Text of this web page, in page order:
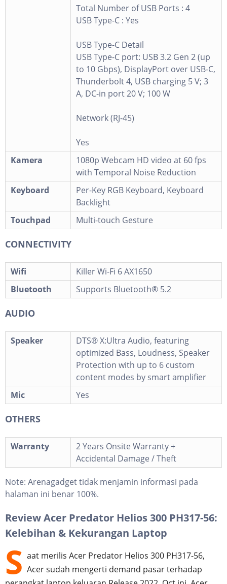
Total Number of USB Ports : 4
USB Type-C : Yes
USB Type-C Detail
USB Type-C port: USB 3.2 Gen 2 (up
to 10 Gbps), DisplayPort over USB-C,
Thunderbolt 4, USB charging 5 V; 3
A, DC-in port 20 V; 100 W
Network (RJ-45)
Yes
Kamera
1080p Webcam HD video at 60 fps
with Temporal Noise Reduction
Keyboard
Per-Key RGB Keyboard, Keyboard
Backlight
Touchpad
Multi-touch Gesture
CONNECTIVITY
Wifi
Killer Wi-Fi 6 AX1650
Bluetooth
Supports Bluetooth® 5.2
AUDIO
Speaker
DTS® X:Ultra Audio, featuring
optimized Bass, Loudness, Speaker
Protection with up to 6 custom
content modes by smart amplifier
Mic
Yes
OTHERS
Warranty
2 Years Onsite Warranty +
Accidental Damage / Theft
Note: Arenagadget tidak menjamin informasi pada
halaman ini benar 100%.
Review Acer Predator Helios 300 PH317-56:
Kelebihan & Kekurangan Laptop
S aat merilis Acer Predator Helios 300 PH317-56,
Acer sudah mengerti demand pasar terhadap